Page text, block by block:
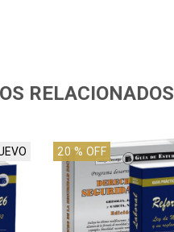
RELACIONADOS
20 % OFF